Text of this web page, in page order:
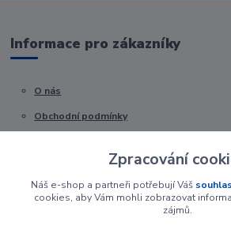
Informace pro zákazníky
O nás
Obchodní podmínky
Zpracování
Náš e-shop a partneři potřebují Váš souhlas
cookies, aby Vám mohli zobrazovat
zájmů.